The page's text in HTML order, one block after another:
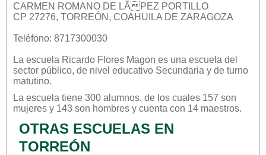
CARMEN ROMANO DE LÃPEZ PORTILLO
CP 27276, TORREÓN, COAHUILA DE ZARAGOZA
Teléfono: 8717300030
La escuela Ricardo Flores Magon es una escuela del
sector público, de nivel educativo Secundaria y de turno
matutino.
La escuela tiene 300 alumnos, de los cuales 157 son
mujeres y 143 son hombres y cuenta con 14 maestros.
OTRAS ESCUELAS EN
TORREÓN